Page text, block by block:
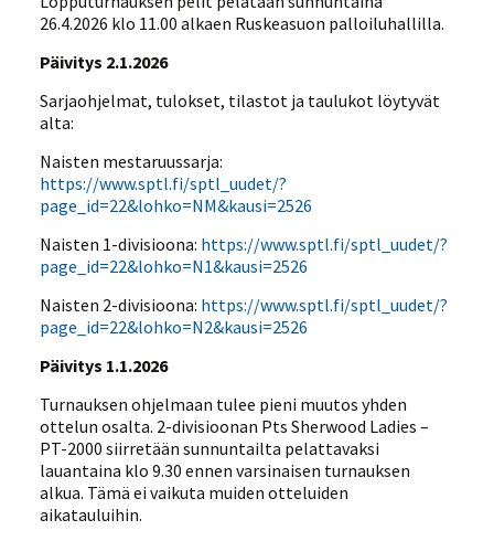
26.4.2026 klo 11.00 alkaen Ruskeasuon palloiluhallilla.
Päivitys 2.1.2026
Sarjaohjelmat, tulokset, tilastot ja taulukot löytyvät
alta:
Naisten mestaruussarja:
https://www.sptl.fi/sptl_uudet/?
page_id=22&lohko=NM&kausi=2526
Naisten 1-divisioona: https://www.sptl.fi/sptl_uudet/?
page_id=22&lohko=N1&kausi=2526
Naisten 2-divisioona: https://www.sptl.fi/sptl_uudet/?
page_id=22&lohko=N2&kausi=2526
Päivitys 1.1.2026
Turnauksen ohjelmaan tulee pieni muutos yhden
ottelun osalta. 2-divisioonan Pts Sherwood Ladies –
PT-2000 siirretään sunnuntailta pelattavaksi
lauantaina klo 9.30 ennen varsinaisen turnauksen
alkua. Tämä ei vaikuta muiden otteluiden
aikatauluihin.